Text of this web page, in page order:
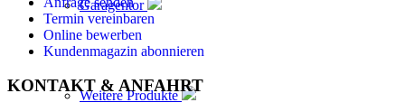
Garagentor
Weitere Produkte
Termin vereinbaren
Online bewerben
Kundenmagazin abonnieren
KONTAKT & ANFAHRT